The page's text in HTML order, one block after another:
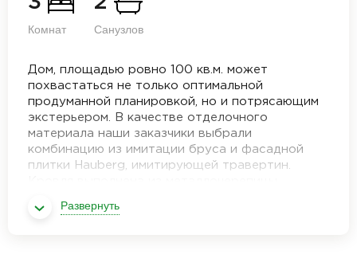
Комнат Санузлов
Дом, площадью ровно 100 кв.м. может
похвастаться не только оптимальной
продуманной планировкой, но и потрясающим
экстерьером. В качестве отделочного
материала наши заказчики выбрали
комбинацию из имитации бруса и фасадной
плитки Hauberg, имитирующей травертин.
водосточная система, снегозадержатели и
Развернуть